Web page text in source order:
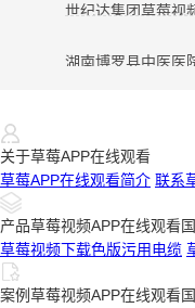
世纪达集团草莓视
湖南博罗县中医医
关于草莓APP在线观看
草莓APP在线观看简介 联系
产品草莓视频APP在线观看
草莓视频下载色版污用电缆
案例草莓视频APP在线观看